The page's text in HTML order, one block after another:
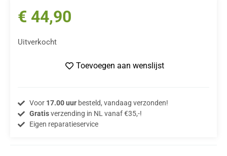
€ 44,90
Uitverkocht
Toevoegen aan wenslijst
Voor 17.00 uurbesteld, vandaag verzonden!
Gratisverzending in NL vanaf €35,-!
Eigen reparatieservice